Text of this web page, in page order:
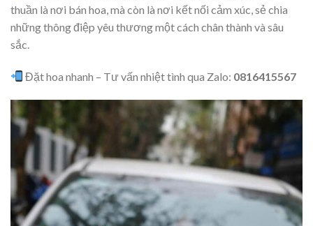
thuần là nơi bán hoa, mà còn là nơi kết nối cảm xúc, sẻ chia
những thông điệp yêu thương một cách chân thành và sâu
sắc.
Đặt hoa nhanh – Tư vấn nhiệt tình qua Zalo: 0816415567